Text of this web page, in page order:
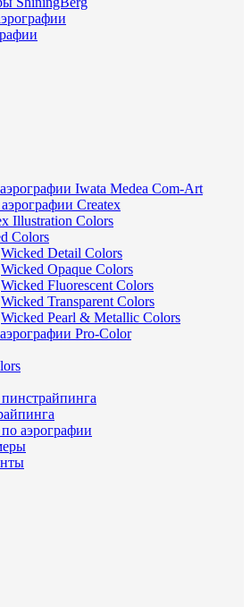
Iwata Medea Com-Art
Createx
Illustration Colors
Colors
Wicked Detail Colors
Wicked Opaque Colors
Wicked Fluorescent Colors
Wicked Transparent Colors
Wicked Pearl & Metallic Colors
Pro-Color
аэрографии